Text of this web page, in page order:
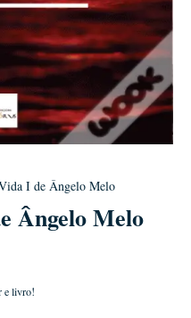
I de Ângelo Melo
Ângelo Melo
e livro!